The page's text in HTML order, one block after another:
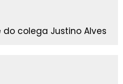
colega Justino Alves